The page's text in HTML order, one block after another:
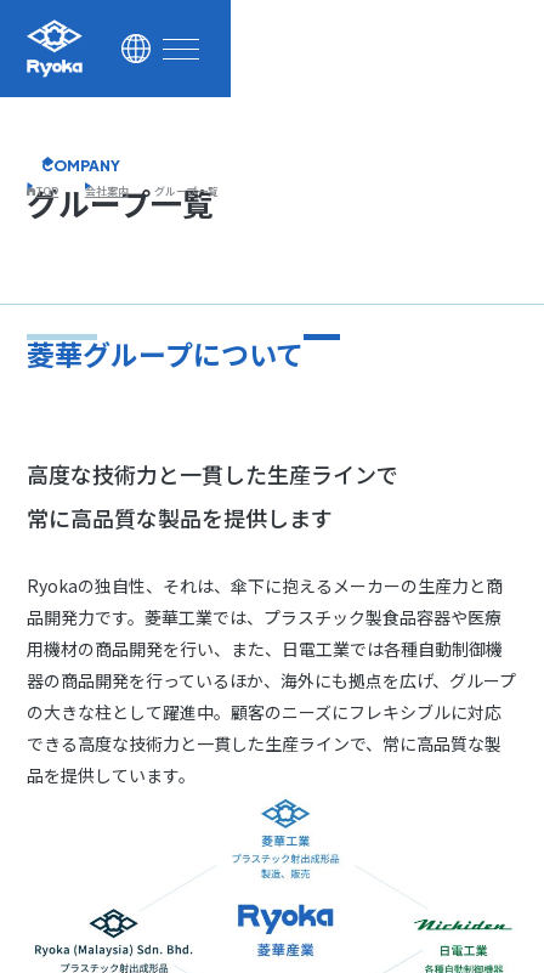
用情報
お問い合わせ
COMPANY
グループ一覧
TOP 会社案内 グループ一覧
菱華グループについて
高度な技術力と一貫した生産ラインで
常に高品質な製品を提供します
Ryokaの独自性、それは、傘下に抱えるメーカーの生産力と商
品開発力です。菱華工業では、プラスチック製食品容器や医療
用機材の商品開発を行い、また、日電工業では各種自動制御機
器の商品開発を行っているほか、海外にも拠点を広げ、グループ
の大きな柱として躍進中。顧客のニーズにフレキシブルに対応
できる高度な技術力と一貫した生産ラインで、常に高品質な製
品を提供しています。